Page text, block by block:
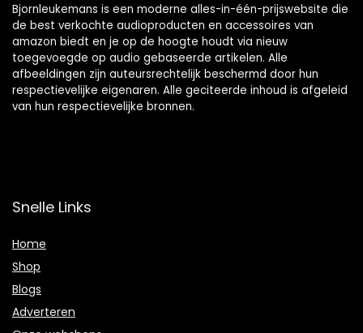
Bjornleukemans is een moderne alles-in-één-prijswebsite die
de best verkochte audioproducten en accessoires van
amazon biedt en je op de hoogte houdt via nieuw
toegevoegde op audio gebaseerde artikelen. Alle
afbeeldingen zijn auteursrechtelijk beschermd door hun
respectievelijke eigenaren. Alle geciteerde inhoud is afgeleid
van hun respectievelijke bronnen.
Snelle Links
Home
Shop
Blogs
Adverteren